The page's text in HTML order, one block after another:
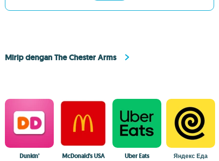
Mirip dengan The Chester Arms
Dunkin' McDonald's USA Uber Eats Яндекс Еда